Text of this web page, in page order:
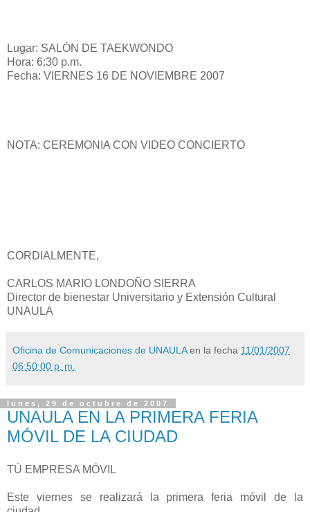
Lugar: SALÓN DE TAEKWONDO
Hora: 6:30 p.m.
Fecha: VIERNES 16 DE NOVIEMBRE 2007
NOTA: CEREMONIA CON VIDEO CONCIERTO
CORDIALMENTE,
CARLOS MARIO LONDOÑO SIERRA
Director de bienestar Universitario y Extensión Cultural
UNAULA
Oficina de Comunicaciones de UNAULA en la fecha 11/01/2007
06:50:00 p. m.
lunes, 29 de octubre de 2007
UNAULA EN LA PRIMERA FERIA
MÓVIL DE LA CIUDAD
TÚ EMPRESA MÓVIL
Este viernes se realizará la primera feria móvil de la